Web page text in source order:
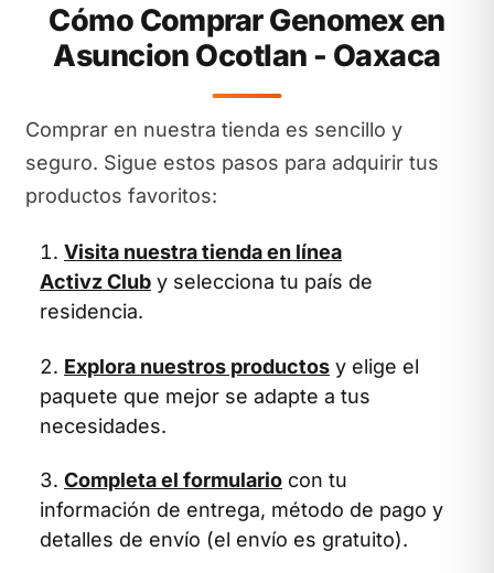
Cómo Comprar Genomex en
Asuncion Ocotlan - Oaxaca
Comprar en nuestra tienda es sencillo y
seguro. Sigue estos pasos para adquirir tus
productos favoritos:
Visita nuestra tienda en línea
Activz Club y selecciona tu país de
residencia.
Explora nuestros productos y elige el
paquete que mejor se adapte a tus
necesidades.
Completa el formulario con tu
información de entrega, método de pago y
detalles de envío (el envío es gratuito).